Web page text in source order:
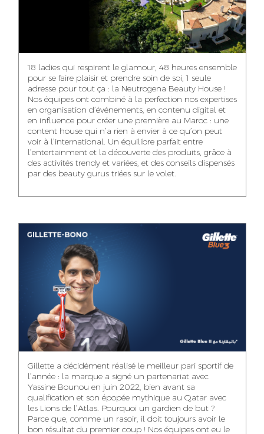
YAHYA LOULIDI
MEDIA RELATIONS
MANAGER
NIAMA EL YOSSRI
DIGITAL MANAGER
WA-IL ZRYOUIL
PUBLIC RELATIONS
CONSULTANT
NOUREDDINE
SAMADI
ART DIRECTOR
MOHAMED
LEHMOUM
ART DIRECTOR
MEHDI ZERRAD
MANAGER
CHAIMAA
DIGITAL MANAGER
IDMOUSSA SAFAA
PUBLIC RELATIONS
CONSULTANT
NOUHAILA DIKER
IMANE LACHGUER
EXECUTIVE
DOUNIA SADOUK
ACCOUNTANT
OUSSAMA
BENHAMOU
GRAPHIC
DESIGNER
18 ladies qui respirent le glamour, 48 heures ensemble
pour se faire plaisir et prendre soin de soi, 1 seule
adresse pour tout ça : la Neutrogena Beauty House !
Nos équipes ont combiné à la perfection nos expertises
en organisation d’événements, en contenu digital et
en influence pour créer une première au Maroc : une
content house qui n’a rien à envier à ce qu’on peut
voir à l’international. Un équilibre parfait entre
l’entertainment et la découverte des produits, grâce à
des activités trendy et variées, et des conseils dispensés
par des beauty gurus triées sur le volet.
Gillette a décidément réalisé le meilleur pari sportif de
l’année : la marque a signé un partenariat avec
Yassine Bounou en juin 2022, bien avant sa
qualification et son épopée mythique au Qatar avec
les Lions de l’Atlas. Pourquoi un gardien de but ?
Parce que, comme un rasoir, il doit toujours avoir le
bon résultat du premier coup ! Nos équipes ont eu le